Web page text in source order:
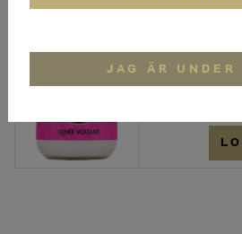
Kokosolja
Virgin
JAG ÄR UNDER